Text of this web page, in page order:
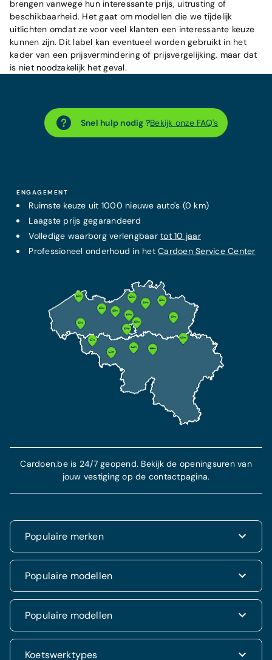
brengen vanwege hun interessante prijs, uitrusting of
beschikbaarheid. Het gaat om modellen die we tijdelijk
uitlichten omdat ze voor veel klanten een interessante keuze
kunnen zijn. Dit label kan eventueel worden gebruikt in het
kader van een prijsvermindering of prijsvergelijking, maar dat
is niet noodzakelijk het geval.
Snel hulp nodig ?Bekijk onze FAQ's
ENGAGEMENT
Ruimste keuze uit 1000 nieuwe auto's (0 km)
Laagste prijs gegarandeerd
Volledige waarborg verlengbaartot 10 jaar
Professioneel onderhoud in hetCardoen Service Center
Populaire merken
Renault
Dacia
Volkswagen
Hyundai
Kia
Populaire modellen
Renault Clio
Fiat 500
Hyundai Tucson
Populaire modellen
Hyundai i20
Koetswerktypes
Cardoen.be is 24/7 geopend. Bekijk de openingsuren van
jouw vestiging op de contactpagina.